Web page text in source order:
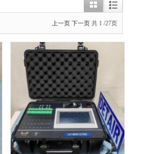
上一页 下一页 共 1 /27页